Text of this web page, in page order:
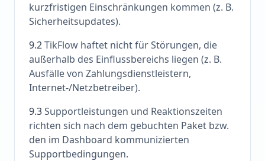
kurzfristigen Einschränkungen kommen (z. B.
Sicherheitsupdates).
9.2TikFlow haftet nicht für Störungen, die
außerhalb des Einflussbereichs liegen (z. B.
Ausfälle von Zahlungsdienstleistern,
Internet-/Netzbetreiber).
9.3Supportleistungen und Reaktionszeiten
richten sich nach dem gebuchten Paket bzw.
den im Dashboard kommunizierten
Supportbedingungen.